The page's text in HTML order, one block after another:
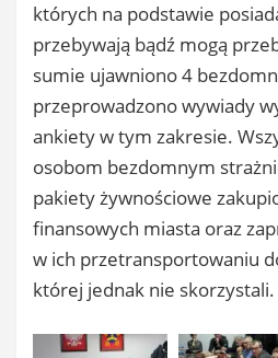
których na podstawie
przebywają bądź mogą
sumie ujawniono 4
przeprowadzono wywiady
ankiety w tym zakresie.
osobom bezdomnym
pakiety żywnościowe
finansowych miasta oraz
w ich przetransportowaniu
której jednak nie skorzystali.